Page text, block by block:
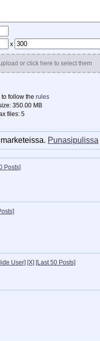
x
or click here to select them
follow the rules
350.00 MB
files: 5
Punasipulissa
Posts]
User] [X] [Last 50 Posts]